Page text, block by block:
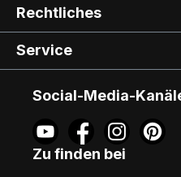
Rechtliches
Service
Social-Media-
Zu finden bei